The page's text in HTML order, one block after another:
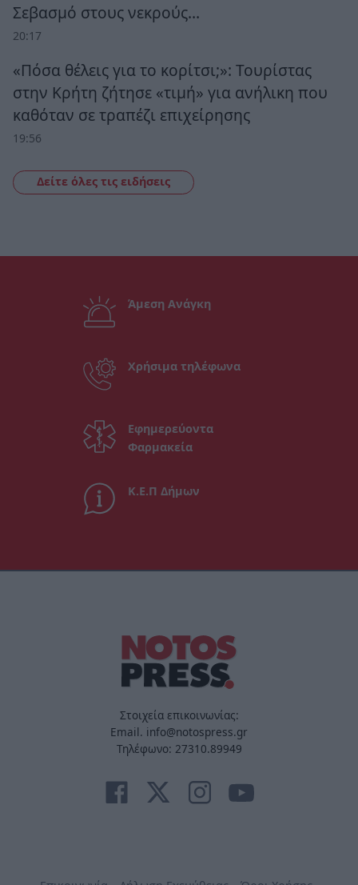
Σεβασμό στους νεκρούς…
20:17
«Πόσα θέλεις για το κορίτσι;»: Τουρίστας
στην Κρήτη ζήτησε «τιμή» για ανήλικη που
καθόταν σε τραπέζι επιχείρησης
19:56
Δείτε όλες τις ειδήσεις
Άμεση Ανάγκη
Χρήσιμα τηλέφωνα
Εφημερεύοντα
Φαρμακεία
Κ.Ε.Π Δήμων
Στοιχεία επικοινωνίας:
Email. info@notospress.gr
Τηλέφωνο: 27310.89949